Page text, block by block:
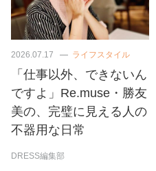
2026.07.17 ライフスタイル
「仕事以外、できないん
ですよ」Re.muse・勝友
美の、完璧に見える人の
不器用な日常
DRESS編集部